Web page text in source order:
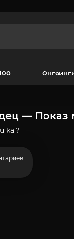
— Показ
ka!?